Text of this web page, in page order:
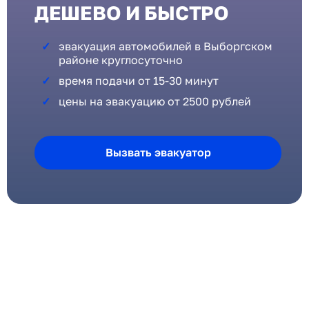
ДЕШЕВО И БЫСТРО
эвакуация автомобилей в Выборгском
районе круглосуточно
время подачи от 15-30 минут
цены на эвакуацию от 2500 рублей
Вызвать эвакуатор